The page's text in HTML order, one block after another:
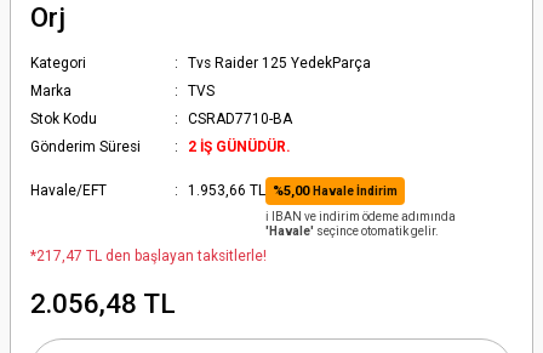
Orj
Kategori
Tvs Raider 125 YedekParça
Marka
TVS
Stok Kodu
CSRAD7710-BA
Gönderim Süresi
2 İŞ GÜNÜDÜR.
Havale/EFT 1.953,66 TL %5,00 Havale İndirim
ℹ️ IBAN ve indirim ödeme adımında
'Havale' seçince otomatik gelir.
*217,47 TL den başlayan taksitlerle!
2.056,48 TL